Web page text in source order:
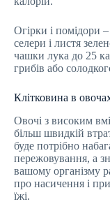
Огірки і помідори
селери і листя
чашки лука до 25
грибів або
Клітковина в
Овочі з високим
більш швидкій
буде потрібно
пережовування, а
вашому організму
про насичення і
їжі.